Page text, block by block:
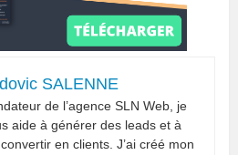
SALENNE
de l’agence SLN Web, je
aide à générer des leads et à
en clients. J’ai créé mon